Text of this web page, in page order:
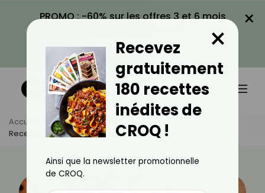
PROMO : -60% sur les offres 3 et 6 mois
VOIR LA PROMO
×
Accueil Actus
Recettes
Recette De Sandwich Banh Mi Vietnamien
Recevez
gratuitement
180 recettes
inédites de
CROQ !
×
Ainsi que la newsletter promotionnelle
de CROQ.